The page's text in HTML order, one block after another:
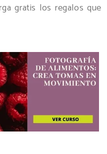
gratis los regalos que